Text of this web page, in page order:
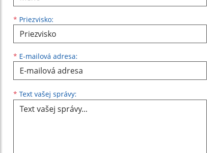
* Priezvisko:
* E-mailová adresa:
* Text vašej správy: